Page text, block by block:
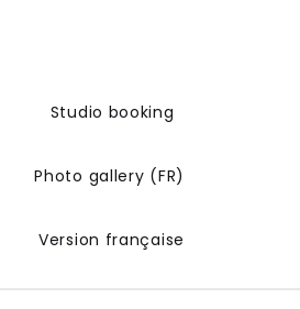
Studio booking
Photo gallery (FR)
Version française